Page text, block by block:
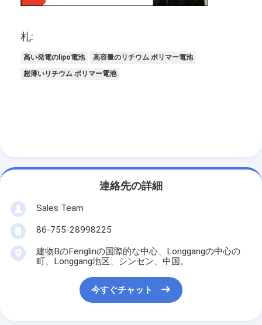
札:
高い発電のlipo電池
高容量のリチウム ポリマー電池
超薄いリチウム ポリマー電池
連絡先の詳細
Sales Team
86-755-28998225
建物BのFenglinの国際的な中心、Longgangの中心の
町、Longgang地区、シンセン、中国。
今すぐチャット